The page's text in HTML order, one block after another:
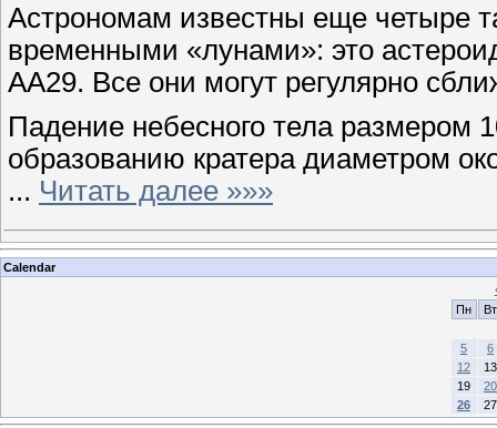
Астрономам известны еще четыре
временными «лунами»: это
AA29. Все они могут регулярно
Падение небесного тела размером
образованию кратера диаметром
... Читать далее »»»
Calendar
Пн
Вт
5
6
12
13
19
20
26
27